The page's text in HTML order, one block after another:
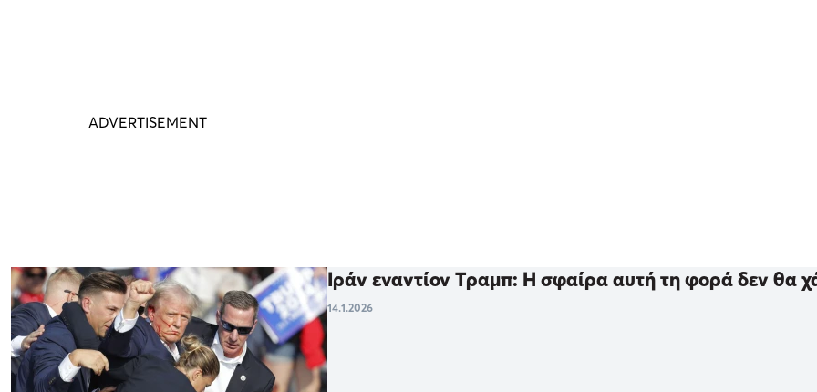
Ιράν εναντίον Τραμπ: Η σφαίρα αυτή τη φορά δεν θα
14.1.2026